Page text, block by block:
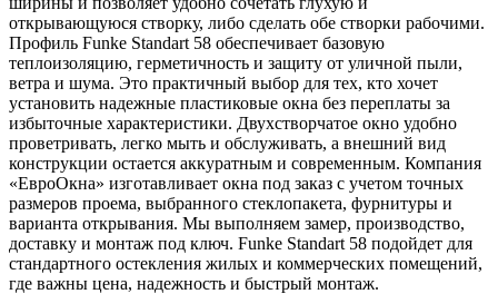
открывающуюся створку, либо сделать обе створки рабочими.
Профиль Funke Standart 58 обеспечивает базовую
теплоизоляцию, герметичность и защиту от уличной пыли,
ветра и шума. Это практичный выбор для тех, кто хочет
установить надежные пластиковые окна без переплаты за
избыточные характеристики. Двухстворчатое окно удобно
проветривать, легко мыть и обслуживать, а внешний вид
конструкции остается аккуратным и современным. Компания
«ЕвроОкна» изготавливает окна под заказ с учетом точных
размеров проема, выбранного стеклопакета, фурнитуры и
варианта открывания. Мы выполняем замер, производство,
доставку и монтаж под ключ. Funke Standart 58 подойдет для
стандартного остекления жилых и коммерческих помещений,
где важны цена, надежность и быстрый монтаж.